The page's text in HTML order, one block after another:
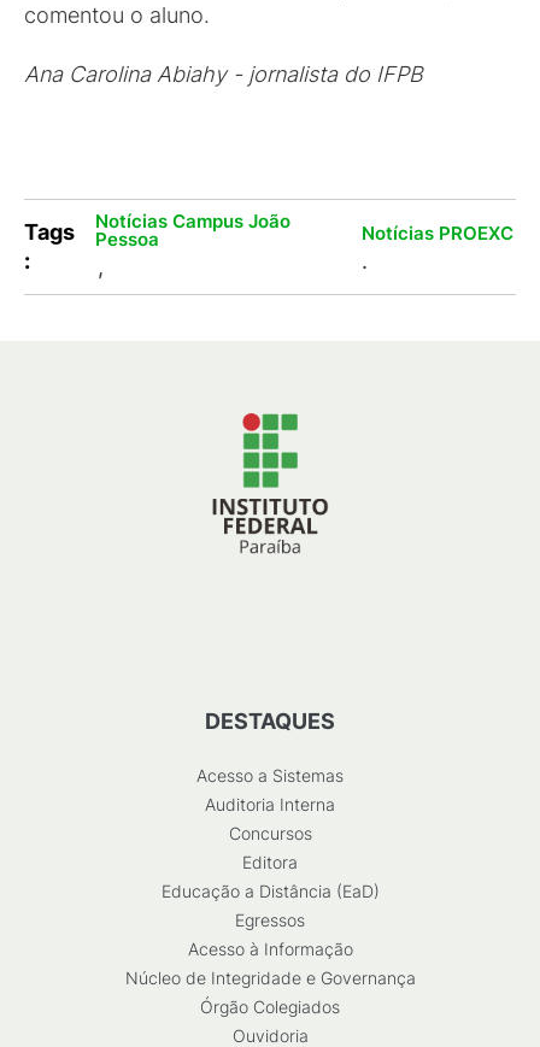
comentou o aluno.
Ana Carolina Abiahy - jornalista do IFPB
Tags
:
Notícias Campus João
Pessoa
,
Notícias PROEXC
.
DESTAQUES
Acesso a Sistemas
Auditoria Interna
Concursos
Editora
Educação a Distância (EaD)
Egressos
Acesso à Informação
Núcleo de Integridade e Governança
Órgão Colegiados
Ouvidoria